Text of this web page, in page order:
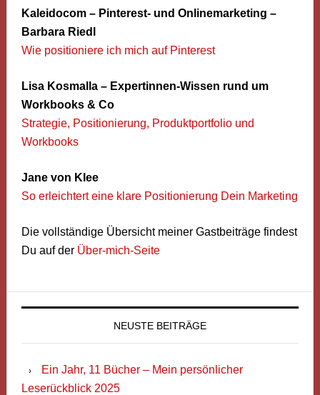
Kaleidocom – Pinterest- und Onlinemarketing –
Barbara Riedl
Wie positioniere ich mich auf Pinterest
Lisa Kosmalla – Expertinnen-Wissen rund um
Workbooks & Co
Strategie, Positionierung, Produktportfolio und
Workbooks
Jane von Klee
So erleichtert eine klare Positionierung Dein Marketing
Die vollständige Übersicht meiner Gastbeiträge findest
Du auf der Über-mich-Seite
NEUSTE BEITRÄGE
Ein Jahr, 11 Bücher – Mein persönlicher
Leserückblick 2025